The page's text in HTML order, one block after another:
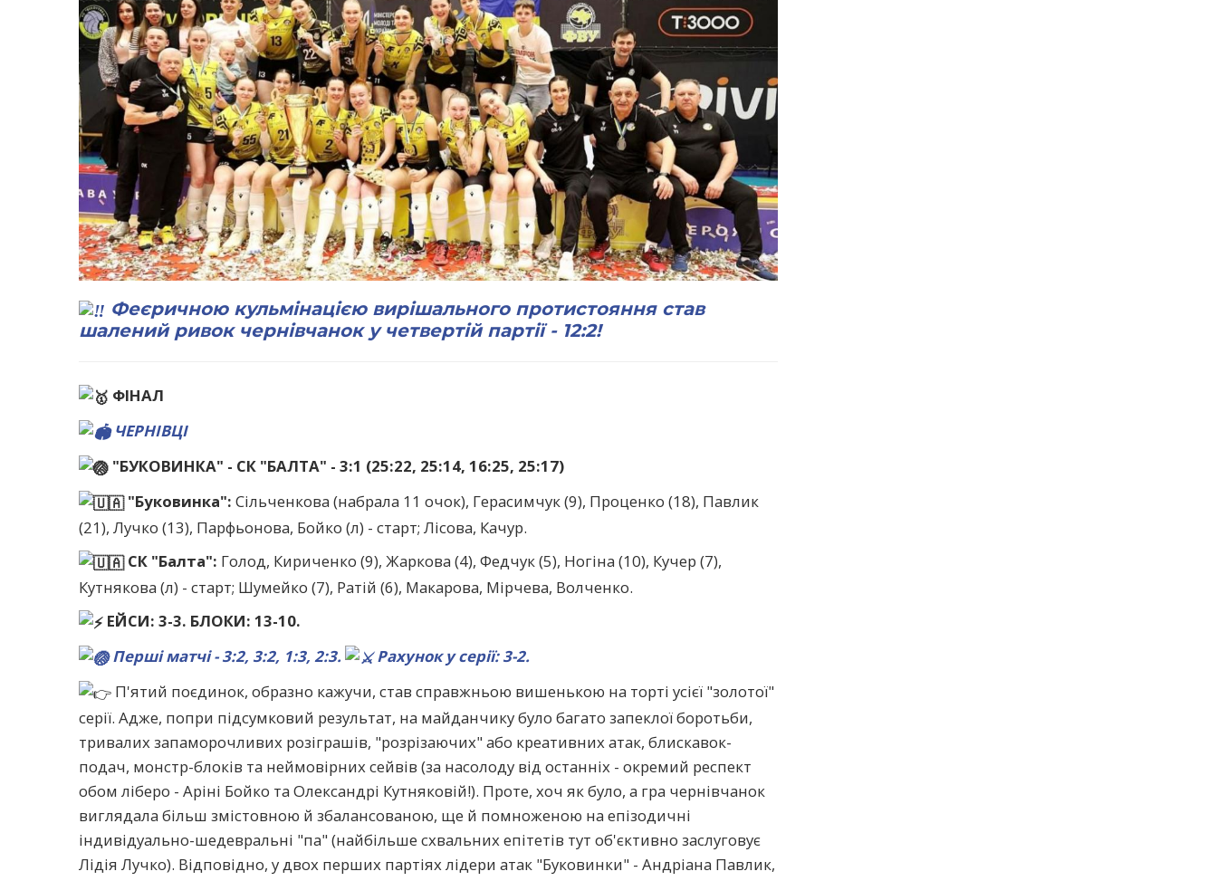
Феєричною кульмінацією вирішального протистояння став
шалений ривок чернівчанок у четвертій партії - 12:2!
ФІНАЛ
ЧЕРНІВЦІ
"БУКОВИНКА" - СК "БАЛТА" - 3:1 (25:22, 25:14, 16:25, 25:17)
"Буковинка": Сільченкова (набрала 11 очок), Герасимчук (9), Проценко (18), Павлик
(21), Лучко (13), Парфьонова, Бойко (л) - старт; Лісова, Качур.
СК "Балта": Голод, Кириченко (9), Жаркова (4), Федчук (5), Ногіна (10), Кучер (7),
Кутнякова (л) - старт; Шумейко (7), Ратій (6), Макарова, Мірчева, Волченко.
ЕЙСИ: 3-3. БЛОКИ: 13-10.
Перші матчі - 3:2, 3:2, 1:3, 2:3.
Рахунок у серії: 3-2.
П'ятий поєдинок, образно кажучи, став справжньою вишенькою на торті усієї "золотої"
серії. Адже, попри підсумковий результат, на майданчику було багато запеклої боротьби,
тривалих запаморочливих розіграшів, "розрізаючих" або креативних атак, блискавок-
подач, монстр-блоків та неймовірних сейвів (за насолоду від останніх - окремий респект
обом ліберо - Аріні Бойко та Олександрі Кутняковій!). Проте, хоч як було, а гра чернівчанок
виглядала більш змістовною й збалансованою, ще й помноженою на епізодичні
індивідуально-шедевральні "па" (найбільше схвальних епітетів тут об'єктивно заслуговує
Лідія Лучко). Відповідно, у двох перших партіях лідери атак "Буковинки" - Андріана Павлик,